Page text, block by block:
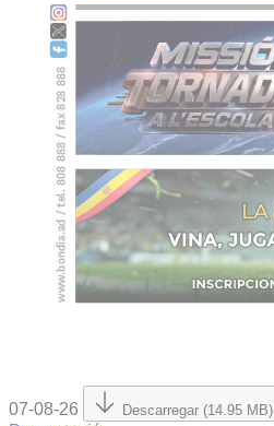
07-08-26 Descarregar (14.95 MB)